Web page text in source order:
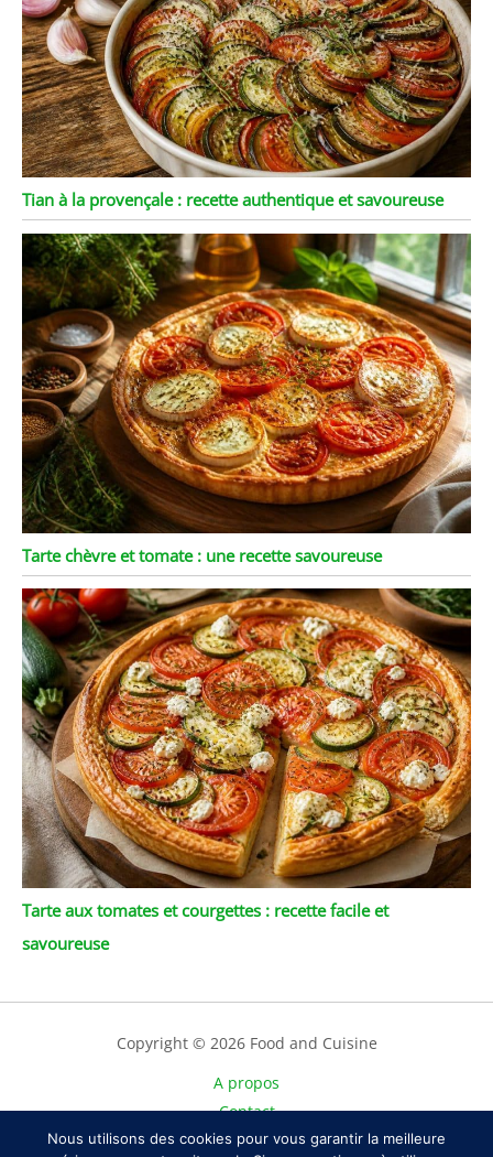
Tian à la provençale : recette authentique et savoureuse
Tarte chèvre et tomate : une recette savoureuse
Tarte aux tomates et courgettes : recette facile et
savoureuse
Copyright © 2026 Food and Cuisine
A propos
Contact
Plan du site
Nous utilisons des cookies pour vous garantir la meilleure